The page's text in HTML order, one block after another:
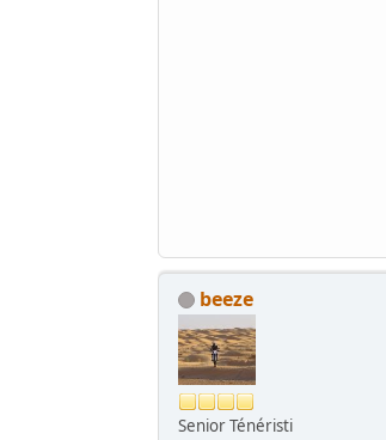
beeze
Senior Ténéristi